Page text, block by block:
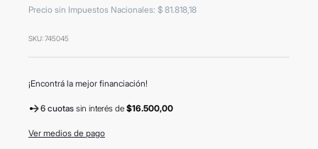
Precio sin Impuestos Nacionales: $ 81.818,18
SKU:745045
¡Encontrá la mejor financiación!
6 cuotas sin interésde $16.500,00
Ver medios de pago
mochila
9. carolina herrera